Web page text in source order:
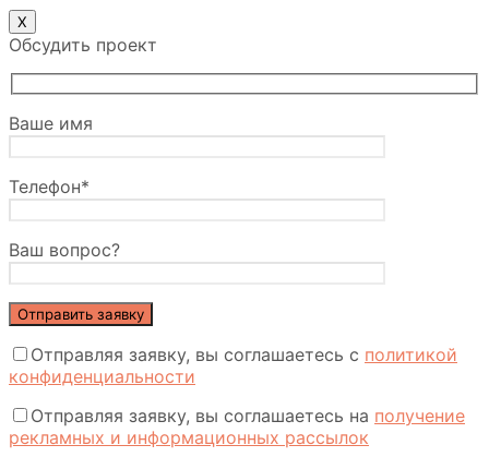
Х
Обсудить проект
Ваше имя
Телефон*
Ваш вопрос?
Отправляя заявку, вы соглашаетесь с политикой
конфиденциальности
Отправляя заявку, вы соглашаетесь на получение
рекламных и информационных рассылок